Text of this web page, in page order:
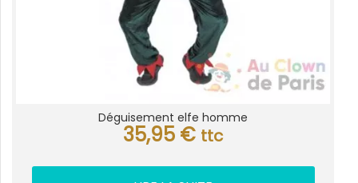
Déguisement elfe homme
35,95 € ttc